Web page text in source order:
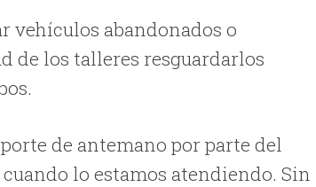
vehículos abandonados o
de los talleres resguardarlos
de antemano por parte del
lo estamos atendiendo. Sin